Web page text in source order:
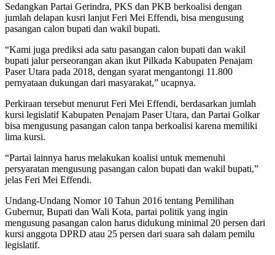
Sedangkan Partai Gerindra, PKS dan PKB berkoalisi dengan
jumlah delapan kusri lanjut Feri Mei Effendi, bisa mengusung
pasangan calon bupati dan wakil bupati.
“Kami juga prediksi ada satu pasangan calon bupati dan wakil
bupati jalur perseorangan akan ikut Pilkada Kabupaten Penajam
Paser Utara pada 2018, dengan syarat mengantongi 11.800
pernyataan dukungan dari masyarakat,” ucapnya.
Perkiraan tersebut menurut Feri Mei Effendi, berdasarkan jumlah
kursi legislatif Kabupaten Penajam Paser Utara, dan Partai Golkar
bisa mengusung pasangan calon tanpa berkoalisi karena memiliki
lima kursi.
“Partai lainnya harus melakukan koalisi untuk memenuhi
persyaratan mengusung pasangan calon bupati dan wakil bupati,”
jelas Feri Mei Effendi.
Undang-Undang Nomor 10 Tahun 2016 tentang Pemilihan
Gubernur, Bupati dan Wali Kota, partai politik yang ingin
mengusung pasangan calon harus didukung minimal 20 persen dari
kursi anggota DPRD atau 25 persen dari suara sah dalam pemilu
legislatif.